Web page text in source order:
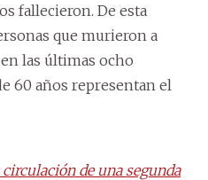
fallecieron. De esta
que murieron a
las últimas ocho
60 años representan el
de una segunda